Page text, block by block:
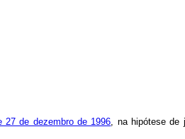
27 de dezembro de 1996, na hipótese de